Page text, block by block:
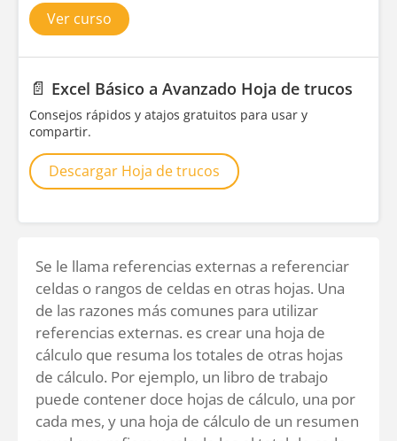
Ver curso
📄 Excel Básico a Avanzado Hoja de trucos
Consejos rápidos y atajos gratuitos para usar y
compartir.
Descargar Hoja de trucos
Se le llama referencias externas a referenciar
celdas o rangos de celdas en otras hojas. Una
de las razones más comunes para utilizar
referencias externas. es crear una hoja de
cálculo que resuma los totales de otras hojas
de cálculo. Por ejemplo, un libro de trabajo
puede contener doce hojas de cálculo, una por
cada mes, y una hoja de cálculo de un resumen